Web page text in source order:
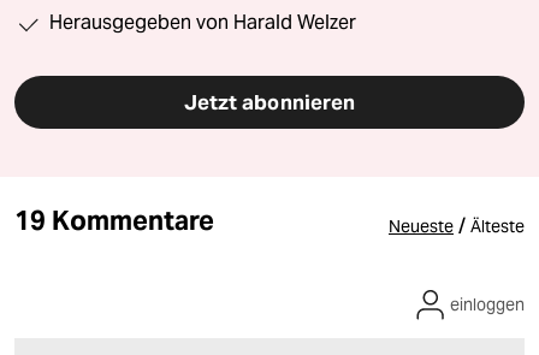
Herausgegeben von Harald Welzer
Jetzt abonnieren
19 Kommentare Neueste / Älteste
einloggen